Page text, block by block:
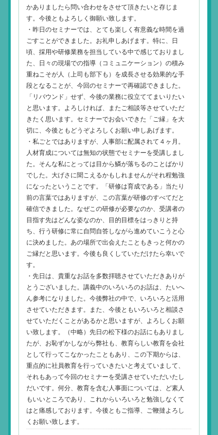
かありましたら問い合わせをさせて頂きたいと存じま
す。今後ともよろしく御願い致します。
・昨日のセミナーでは、とても楽しく有意義な時間を過
ごすことができました。お礼申しあげます。特に、日
頃、採用や研修業務を担当している中で感じておりまし
た、日々の現場での指導（コミュニケーション）の積み
重ねこそが人（上司も部下も）を成長させる効果的な手
段となることが、今回のセミナーで再確認できました。
「リバウンド」せず、今後の業務に役立ててまいりたい
と思います。よろしければ、またご相談等させていただ
きたく思います。セミナーでお会いできた「ご縁」を大
切に、今後ともどうぞよろしくお願い申しあげます。
・私ごとではありますが、人事部に配属されて４ヶ月。
人材育成については無知の状態でセミナーを受講しまし
た。そんな私にとっては目から鱗が落ちるのことばかり
でした。大げさに聞こえるかもしれませんがそれ程勉強
になったということです。「研修は育成である」当たり
前の言葉ではありますが、この言葉が研修のすべてだと
確信できました。なぜこの研修が必要なのか、受講者の
目指す先はどんな姿なのか、目的目標をはっきりと持
ち、行う研修に常に自問自答しながら進めていこうと心
に決めました。あの場所で出会えたこともきっと何かの
ご縁だと思います。今後も良くしていただけたら幸いで
す。
・先日は、貴重なお話を多数拝聴させていただきありが
とうございました。講義中のいろいろのお話は、たいへ
ん参考になりました。今後弊社の中で、いろいろと活用
させていただきます。また、今後ともいろいろと相談さ
せていただくことがあるかと思いますが、よろしくお願
い致します。（中略）先日の松下様のお話にもありまし
たが、お恥ずかしながら弊社も、教育らしい教育を会社
として行ってこなかったこともあり、この下期からは、
重点的に社員教育を行っていきたいと考えていまして、
それもあって今回のセミナーを受講させていただいたし
だいです。何分、教育を含む人事面については、ど素人
もいいところであり、これからいろいろと勉強しなくて
はと痛感しております。今後ともご指導、ご鞭撻よろし
くお願い致します。